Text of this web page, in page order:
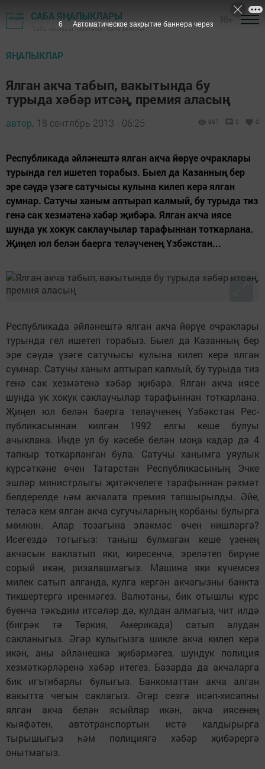
САБА ЯҢАЛЫКЛАРЫ
"Саба таңнары" газетасы - Саба районы
ЯҢАЛЫКЛАР
Ялган акча табып, вакытында бу
турыда хәбәр итсәң, премия аласың
автор, 18 сентябрь 2013 - 06:25 867 0 0
Республикада әйләнештә ялган акча йөрүе очраклары
турында гел ишетеп торабыз. Быел да Казанның бер
эре сәүдә үзәге сатучысы кулына килеп керә ялган
сумнар. Сатучы ханым аптырап калмый, бу турыда тиз
генә сак хезмәтенә хәбәр җибәрә. Ялган акча иясе
шунда ук хокук саклаучылар тарафыннан тоткарлана.
Җиңел юл белән баерга теләүченең Үзбәкстан...
Республикада әйләнештә ялган акча йөрүе очраклары
турында гел ишетеп торабыз. Быел да Казанның бер
эре сәүдә үзәге сатучысы кулына килеп керә ялган
сумнар. Сатучы ханым аптырап калмый, бу турыда тиз
генә сак хезмәтенә хәбәр җибәрә. Ялган акча иясе
шунда ук хокук саклаучылар тарафыннан тоткарлана.
Җиңел юл белән баерга теләүченең Үзбәкстан Рес­
публикасыннан килгән 1992 елгы кеше булуы
ачыклана. Инде ул бу кәсебе белән моңа кадәр дә 4
тапкыр тоткарланган була. Сатучы ханымга уяулык
күрсәткәне өчен Татарстан Республикасының Эчке
эшләр министрлыгы җитәкчелеге тарафыннан рәхмәт
белдерелде һәм акчалата премия тапшырылды. Әйе,
теләсә кем ялган акча сугучыларның корбаны булырга
мөмкин. Алар тозагына эләкмәс өчен нишләргә?
Исегездә тотыгыз: таныш булмаган кеше үзенең
акчасын ваклатып яки, киресенчә, эреләтеп бирүне
сорый икән, ризалашмагыз. Машина яки күчемсез
милек сатып алганда, кулга кергән акчагызны банкта
тикшертергә иренмәгез. Валютаны, бик отышлы курс
буенча тәкъдим итсәләр дә, кулдан алмагыз, чит илдә
(бигрәк тә Төркия, Америкада) сатып алудан
сакланыгыз. Әгәр кулыгызга шикле акча килеп керә
икән, аны әйләнешкә җибәрмәгез, шундук полиция
хезмәткәрләренә хәбәр итегез. Базарда да акчаларга
бик игътибарлы булыгыз. Банкоматтан акча алган
вакытта чегын саклагыз. Әгәр сезгә исәп-хисапны
ялган акча белән ясыйлар икән, акча иясенең
кыяфәтен, автотранспортын истә калдырырга
тырышыгыз һәм полициягә хәбәр җибәрергә
онытмагыз.
5 Автоматическое закрытие баннера через